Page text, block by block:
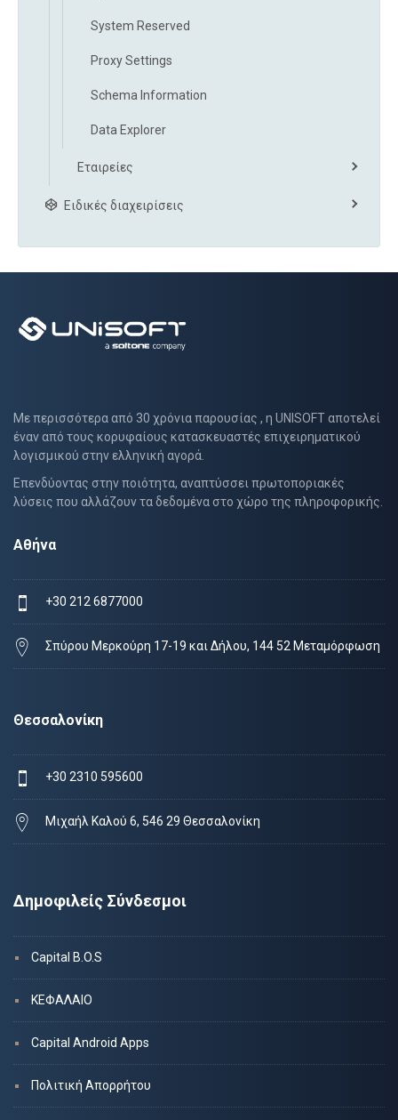
System Reserved
Proxy Settings
Schema Information
Data Explorer
Εταιρείες
Ειδικές διαχειρίσεις
Με περισσότερα από 30 χρόνια παρουσίας , η UNISOFT αποτελεί
έναν από τους κορυφαίους κατασκευαστές επιχειρηματικού
λογισμικού στην ελληνική αγορά.
Επενδύοντας στην ποιότητα, αναπτύσσει πρωτοποριακές
λύσεις που αλλάζουν τα δεδομένα στο χώρο της πληροφορικής.
Αθήνα
+30 212 6877000
Σπύρου Μερκούρη 17-19 και Δήλου, 144 52 Μεταμόρφωση
Θεσσαλονίκη
+30 2310 595600
Μιχαήλ Καλού 6, 546 29 Θεσσαλονίκη
Δημοφιλείς Σύνδεσμοι
Capital B.O.S
ΚΕΦΑΛΑΙΟ
Capital Android Apps
Πολιτική Απορρήτου